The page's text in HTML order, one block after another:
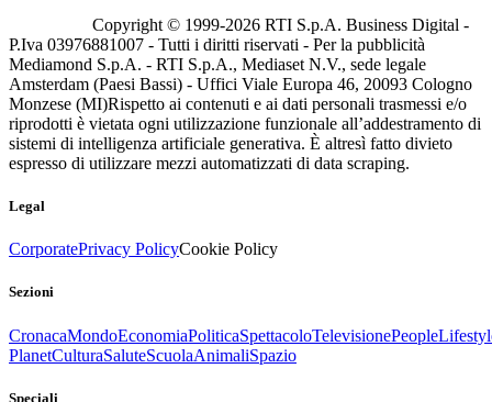
Copyright © 1999-2026 RTI S.p.A. Business Digital -
P.Iva 03976881007 - Tutti i diritti riservati - Per la pubblicità
Mediamond S.p.A. - RTI S.p.A., Mediaset N.V., sede legale
Amsterdam (Paesi Bassi) - Uffici Viale Europa 46, 20093 Cologno
Monzese (MI)Rispetto ai contenuti e ai dati personali trasmessi e/o
riprodotti è vietata ogni utilizzazione funzionale all’addestramento di
sistemi di intelligenza artificiale generativa. È altresì fatto divieto
espresso di utilizzare mezzi automatizzati di data scraping.
Legal
CorporatePrivacy PolicyCookie Policy
Sezioni
CronacaMondoEconomiaPoliticaSpettacoloTelevisionePeople
PlanetCulturaSaluteScuolaAnimaliSpazio
Speciali